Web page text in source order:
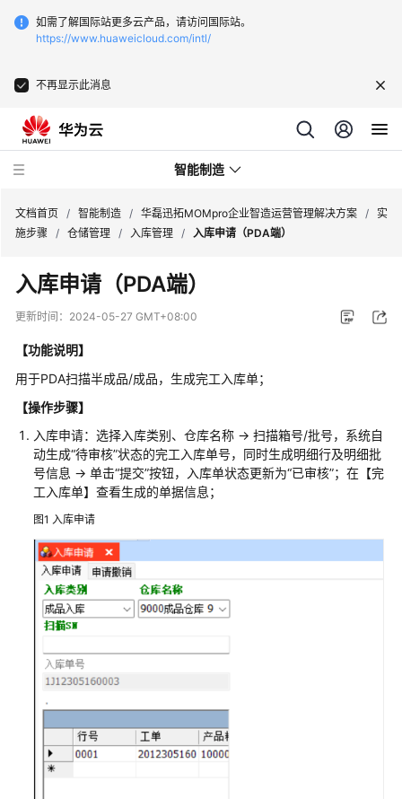
如需了解国际站更多云产品，请访问国际站。
https://www.huaweicloud.com/intl/
不再显示此消息
智能制造
为
云
片
云
服
务
解
决
方
映
云
车
据
基
础
设
文档首页 / 智能制造 / 华磊迅拓MOMpro企业智造运营管理解决方案 / 实
施步骤
/ 仓储管理 / 入库管理 / 入库申请（PDA端）
入库申请（PDA端）
更新时间： 2024-05-27 GMT+08:00
【功能说明】
用于PDA扫描半成品/成品，生成完工入库单；
【操作步骤】
入库申请：选择入库类别、仓库名称 -> 扫描箱号/批号，系统自
动生成“待审核”状态的完工入库单号，同时生成明细行及明细批
号信息 -> 单击“提交”按钮，入库单状态更新为“已审核”；在【完
工入库单】查看生成的单据信息；
图1 入库申请